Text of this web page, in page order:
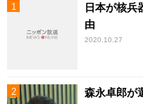
日本が核兵
由
2020.10.27
森永卓郎が